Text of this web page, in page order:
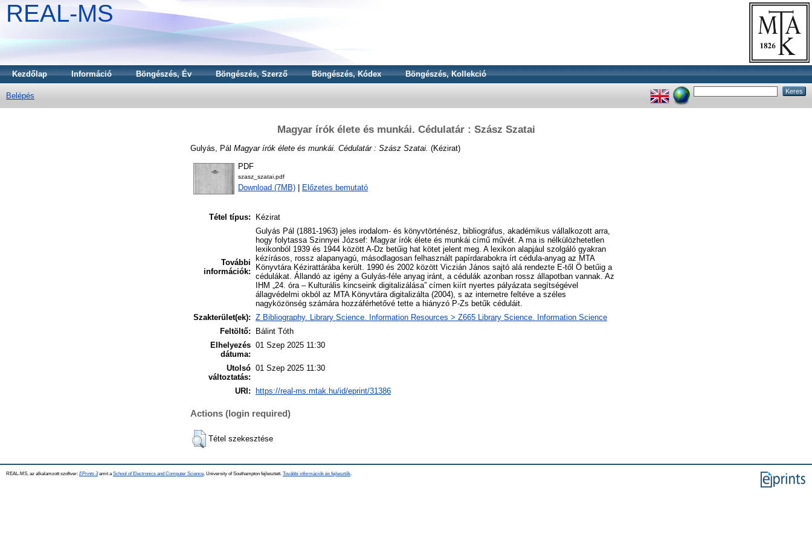
REAL-MS
Kezdőlap Információ Böngészés, Év Böngészés, Szerző Böngészés, Kódex Böngészés, Kollekció
Belépés
Magyar írók élete és munkái. Cédulatár : Szász Szatai
Gulyás, Pál Magyar írók élete és munkái. Cédulatár : Szász Szatai. (Kézirat)
PDF
szasz_szatai.pdf
Download (7MB) Előzetes bemutató
Tétel típus: Kézirat
További
információk:
Gulyás Pál (1881-1963) jeles irodalom- és könyvtörténész, bibliográfus, akadémikus vállalkozott arra,
hogy folytassa Szinnyei József: Magyar írók élete és munkái című művét. A ma is nélkülözhetetlen
lexikonból 1939 és 1944 között A-Dz betűig hat kötet jelent meg. A lexikon alapjául szolgáló gyakran
kézírásos, rossz alapanyagú, másodlagosan felhasznált papírdarabokra írt cédula-anyag az MTA
Könyvtára Kézirattárába került. 1990 és 2002 között Viczián János sajtó alá rendezte E-től Ö betűig a
cédulákat. Állandó az igény a Gulyás-féle anyag iránt, a cédulák azonban rossz állapotban vannak. Az
IHM „24. óra – Kulturális kincseink digitalizálása” címen kiírt nyertes pályázata segítségével
állagvédelmi okból az MTA Könyvtára digitalizálta (2004), s az internetre feltéve a széles
nagyközönség számára hozzáférhetővé tette a hiányzó P-Zs betűk céduláit.
Szakterület(ek): Z Bibliography. Library Science. Information Resources > Z665 Library Science. Information Science
Feltöltő:
Bálint Tóth
Elhelyezés
dátuma:
01 Szep 2025 11:30
Utolsó
változtatás:
01 Szep 2025 11:30
URI: https://real-ms.mtak.hu/id/eprint/31386
Actions (login required)
Tétel szekesztése
REAL-MS, az alkalamzott szoftver: EPrints 3amit a School of Electronics and Computer Science , University of Southampton fejlesztett. További információk és fejlesztők